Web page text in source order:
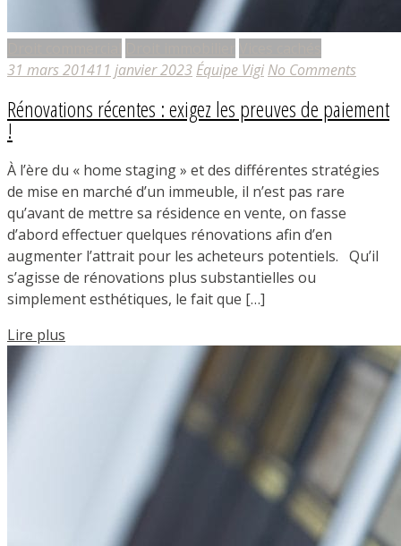
31 mars 201411 janvier 2023 Équipe Vigi No Comments
Rénovations récentes : exigez les preuves de paiement
!
À l’ère du « home staging » et des différentes stratégies
de mise en marché d’un immeuble, il n’est pas rare
qu’avant de mettre sa résidence en vente, on fasse
d’abord effectuer quelques rénovations afin d’en
augmenter l’attrait pour les acheteurs potentiels. Qu’il
s’agisse de rénovations plus substantielles ou
simplement esthétiques, le fait que […]
Lire plus